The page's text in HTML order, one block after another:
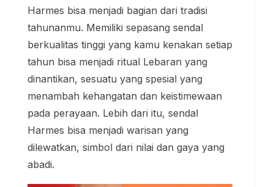
Harmes bisa menjadi bagian dari tradisi
tahunanmu. Memiliki sepasang sendal
berkualitas tinggi yang kamu kenakan setiap
tahun bisa menjadi ritual Lebaran yang
dinantikan, sesuatu yang spesial yang
menambah kehangatan dan keistimewaan
pada perayaan. Lebih dari itu, sendal
Harmes bisa menjadi warisan yang
dilewatkan, simbol dari nilai dan gaya yang
abadi.